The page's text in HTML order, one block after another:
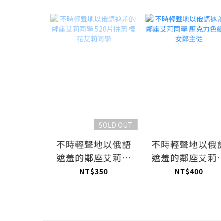
SOLD OUT
不時輕聲地以俄語
遮羞的鄰座艾莉同
學 520片拼圖 櫻花
NT$350
不時輕聲地以俄
遮羞的鄰座艾莉
學 壓克力色紙
NT$400